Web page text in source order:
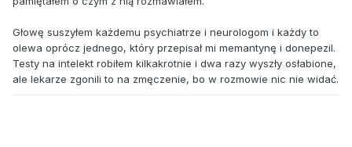
Głowę suszyłem każdemu psychiatrze i neurologom i każdy to
olewa oprócz jednego, który przepisał mi memantynę i donepezil.
Testy na intelekt robiłem kilkakrotnie i dwa razy wyszły osłabione,
ale lekarze zgonili to na zmęczenie, bo w rozmowie nic nie widać.